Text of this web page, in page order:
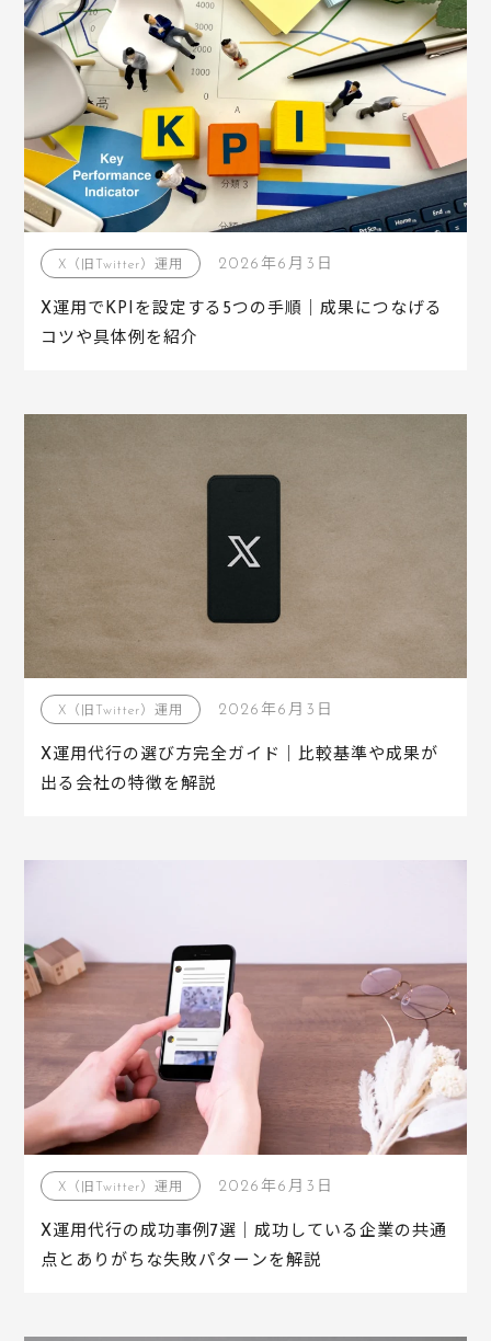
X（旧Twitter）運用 2026年6月3日
X運用でKPIを設定する5つの手順｜成果につなげる
コツや具体例を紹介
X（旧Twitter）運用 2026年6月3日
X運用代行の選び方完全ガイド｜比較基準や成果が
出る会社の特徴を解説
X（旧Twitter）運用 2026年6月3日
X運用代行の成功事例7選｜成功している企業の共通
点とありがちな失敗パターンを解説